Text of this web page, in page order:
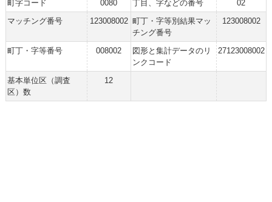
町字コード
0080 丁目、字などの番号
02
マッチング番号
123008002 町丁・字等別結果マッ
チング番号
123008002
町丁・字等番号 008002
図形と集計データのリ
ンクコード
27123008002
基本単位区（調査
区）数
12